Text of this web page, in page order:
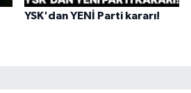
YSK'dan YENİ Parti kararı!